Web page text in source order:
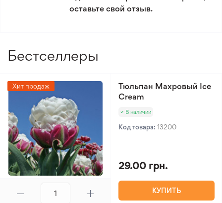
сторона
Вид лилии
оставьте свой отзыв.
Бестселлеры
Хит продаж
Тюльпан Махровый Ice
Cream
В наличии
Код товара: 13200
29.00 грн.
КУПИТЬ